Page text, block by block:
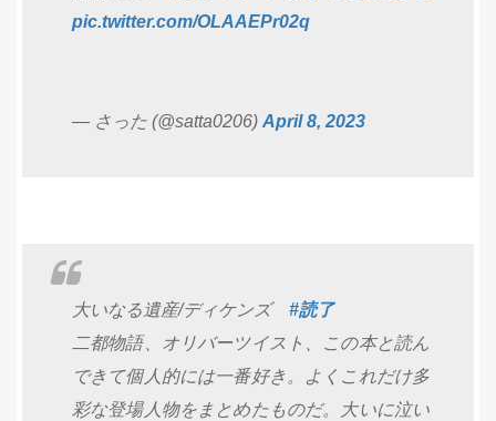
pic.twitter.com/OLAAEPr02q
— さった (@satta0206) April 8, 2023
大いなる遺産/ディケンズ #読了
二都物語、オリバーツイスト、この本と読ん
できて個人的には一番好き。よくこれだけ多
彩な登場人物をまとめたものだ。大いに泣い